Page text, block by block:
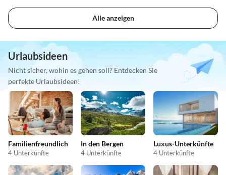
Alle anzeigen
Urlaubsideen
Nicht sicher, wohin es gehen soll? Entdecken Sie
perfekte Urlaubsideen!
Familienfreundlich
4 Unterkünfte
In den Bergen
4 Unterkünfte
Luxus-Unterkünfte
4 Unterkünfte